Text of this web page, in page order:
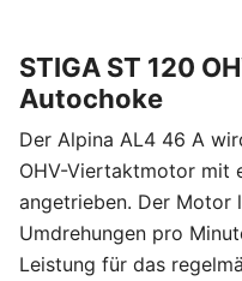
STIGA ST 120
Autochoke
Der Alpina AL4 46 A
OHV-Viertaktmotor mit
angetrieben. Der Motor
Umdrehungen pro
Leistung für das